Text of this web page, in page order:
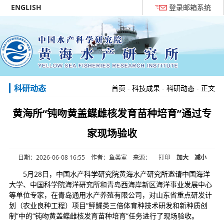
ENGLISH 登录邮箱系统
科研动态 首页 -科技成果 -科研动态 - 正文
黄海所“钝吻黄盖鲽雌核发育苗种培育”通过专
家现场验收
日期：2026-06-08 16:55 作者：鱼类室 来源： 打印 加大 减小
5月28日，中国水产科学研究院黄海水产研究所邀请中国海洋
大学、中国科学院海洋研究所和青岛西海岸新区海洋事业发展中心
等单位专家，在青岛通用水产养殖有限公司，对山东省重点研发计
划（农业良种工程）项目“鲆鲽类三倍体育种技术研发和新种质创
制”中的“钝吻黄盖鲽雌核发育苗种培育”任务进行了现场验收。